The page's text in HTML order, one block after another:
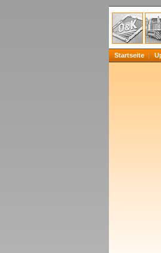
Startseite